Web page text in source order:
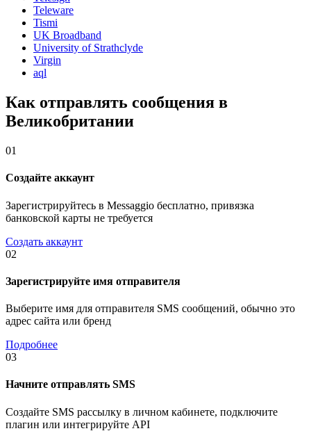
Teleware
Tismi
UK Broadband
University of Strathclyde
Virgin
aql
Как отправлять сообщения в
Великобритании
01
Создайте аккаунт
Зарегистрируйтесь в Messaggio бесплатно, привязка
банковской карты не требуется
Создать аккаунт
02
Зарегистрируйте имя отправителя
Выберите имя для отправителя SMS сообщений, обычно это
адрес сайта или бренд
Подробнее
03
Начните отправлять SMS
Создайте SMS рассылку в личном кабинете, подключите
плагин или интегрируйте API